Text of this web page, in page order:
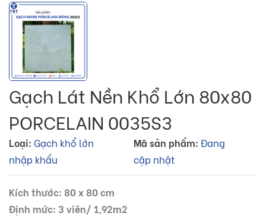
Gạch Lát Nền Khổ Lớn 80x80
PORCELAIN 0035S3
Loại: Gạch khổ lớn
nhập khẩu
Mã sản phẩm: Đang
cập nhật
Kích thước: 80 x 80 cm
Định mức: 3 viên/ 1,92m2